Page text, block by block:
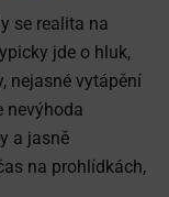
se realita na
jde o hluk,
nejasné vytápění
nevýhoda
a jasně
na prohlídkách,